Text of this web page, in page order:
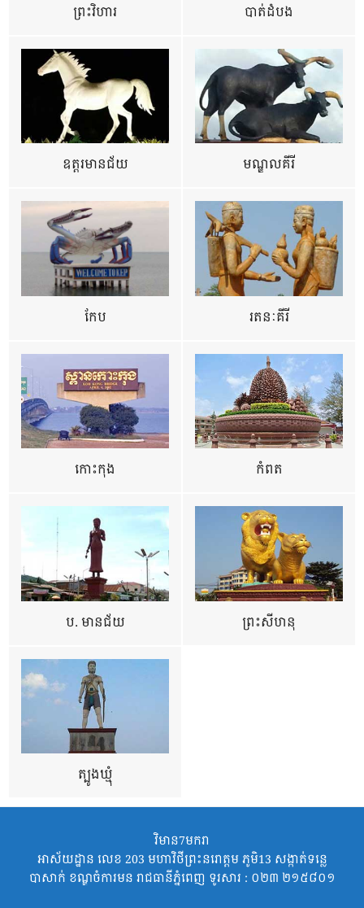
ព្រះវិហារ បាត់ដំបង
ឧត្ដរមានជ័យ មណ្ឌលគីរី
កែប រតនៈគីរី
កោះកុង កំពត
ប. មានជ័យ ព្រះសីហនុ
ត្បូងឃ្មុំ
វិមាន7មករា
អាស័យដ្ឋាន លេខ 203 មហាវិថីព្រះនរោត្តម ភូមិ13 សង្កាត់ទន្លេ
បាសាក់ ខណ្ឌចំការមន រាជធានីភ្នំពេញ ទូរសារ : ០២៣ ២១៥៨០១